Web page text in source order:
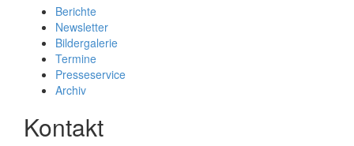
Berichte
Newsletter
Bildergalerie
Termine
Presseservice
Archiv
Kontakt